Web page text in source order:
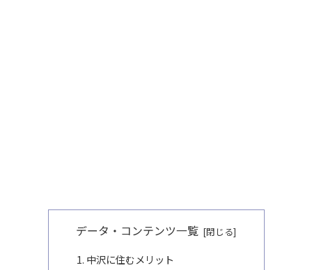
データ・コンテンツ一覧
中沢に住むメリット